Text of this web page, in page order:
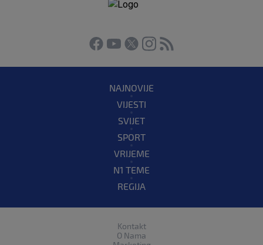
NAJNOVIJE
VIJESTI
SVIJET
SPORT
VRIJEME
N1 TEME
REGIJA
Kontakt
O Nama